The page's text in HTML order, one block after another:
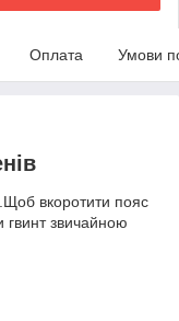
Оплата Умови
вкоротити пояс
гвинт звичайною